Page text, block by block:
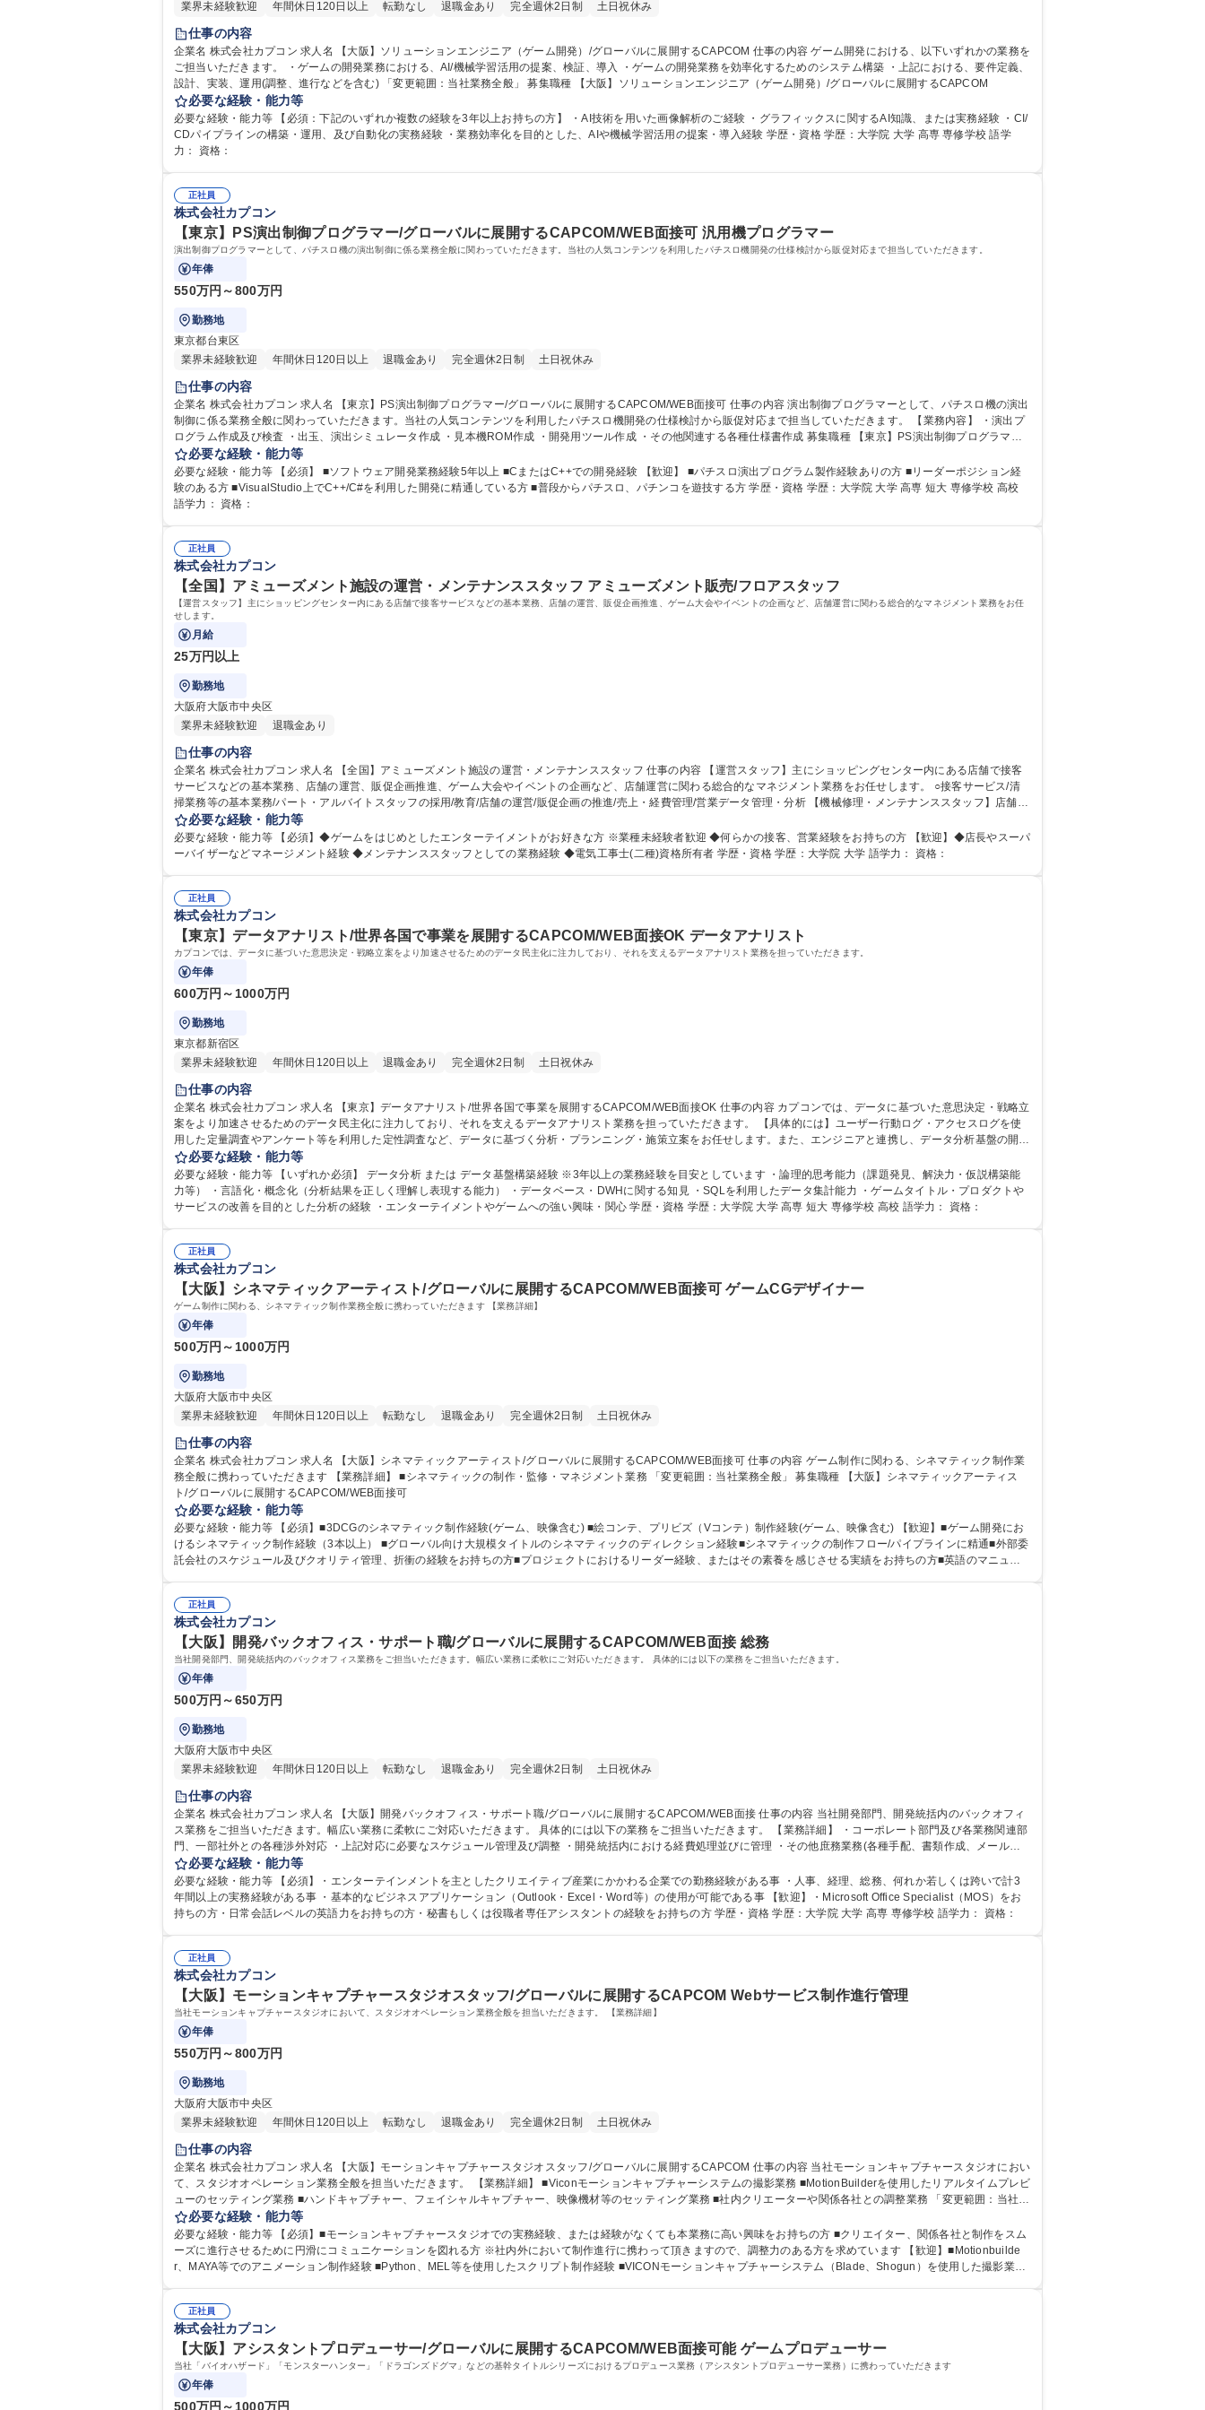
業界未経験歓迎
年間休日120日以上 転勤なし 退職金あり 完全週休2日制 土日祝休み
仕事の内容
企業名 株式会社カプコン 求人名 【大阪】ソリューションエンジニア（ゲーム開発）/グローバルに展開するCAPCOM 仕事の内容 ゲーム開発における、以下いずれかの業務を
ご担当いただきます。 ・ゲームの開発業務における、AI/機械学習活用の提案、検証、導入 ・ゲームの開発業務を効率化するためのシステム構築 ・上記における、要件定義、
設計、実装、運用(調整、進行などを含む) 「変更範囲：当社業務全般」 募集職種 【大阪】ソリューションエンジニア（ゲーム開発）/グローバルに展開するCAPCOM
必要な経験・能力等
必要な経験・能力等 【必須：下記のいずれか複数の経験を3年以上お持ちの方】 ・AI技術を用いた画像解析のご経験 ・グラフィックスに関するAI知識、または実務経験 ・CI/
CDパイプラインの構築・運用、及び自動化の実務経験 ・業務効率化を目的とした、AIや機械学習活用の提案・導入経験 学歴・資格 学歴：大学院 大学 高専 専修学校 語学
力： 資格：
正社員
株式会社カプコン
【東京】PS演出制御プログラマー/グローバルに展開するCAPCOM/WEB面接可 汎用機プログラマー
演出制御プログラマーとして、パチスロ機の演出制御に係る業務全般に関わっていただきます。当社の人気コンテンツを利用したパチスロ機開発の仕様検討から販促対応まで担当していただきます。
年俸
550万円～800万円
勤務地
東京都台東区
業界未経験歓迎
年間休日120日以上 退職金あり 完全週休2日制 土日祝休み
仕事の内容
企業名 株式会社カプコン 求人名 【東京】PS演出制御プログラマー/グローバルに展開するCAPCOM/WEB面接可 仕事の内容 演出制御プログラマーとして、パチスロ機の演出
制御に係る業務全般に関わっていただきます。当社の人気コンテンツを利用したパチスロ機開発の仕様検討から販促対応まで担当していただきます。 【業務内容】 ・演出プ
ログラム作成及び検査 ・出玉、演出シミュレータ作成 ・見本機ROM作成 ・開発用ツール作成 ・その他関連する各種仕様書作成 募集職種 【東京】PS演出制御プログラマー/
グローバルに展開するCAPCOM/WEB面接可
必要な経験・能力等
必要な経験・能力等 【必須】 ■ソフトウェア開発業務経験5年以上 ■CまたはC++での開発経験 【歓迎】 ■パチスロ演出プログラム製作経験ありの方 ■リーダーポジション経
験のある方 ■VisualStudio上でC++/C#を利用した開発に精通している方 ■普段からパチスロ、パチンコを遊技する方 学歴・資格 学歴：大学院 大学 高専 短大 専修学校 高校
語学力： 資格：
正社員
株式会社カプコン
【全国】アミューズメント施設の運営・メンテナンススタッフ アミューズメント販売/フロアスタッフ
【運営スタッフ】主にショッピングセンター内にある店舗で接客サービスなどの基本業務、店舗の運営、販促企画推進、ゲーム大会やイベントの企画など、店舗運営に関わる総合的なマネジメント業務をお任
せします。
月給
25万円以上
勤務地
大阪府大阪市中央区
業界未経験歓迎
退職金あり
仕事の内容
企業名 株式会社カプコン 求人名 【全国】アミューズメント施設の運営・メンテナンススタッフ 仕事の内容 【運営スタッフ】主にショッピングセンター内にある店舗で接客
サービスなどの基本業務、店舗の運営、販促企画推進、ゲーム大会やイベントの企画など、店舗運営に関わる総合的なマネジメント業務をお任せします。 ○接客サービス/清
掃業務等の基本業務/パート・アルバイトスタッフの採用/教育/店舗の運営/販促企画の推進/売上・経費管理/営業データ管理・分析 【機械修理・メンテナンススタッフ】店舗に
設置されているゲーム機の修理・メンテナンスを行います。※建物の改変を伴う業務は含まない 故障機械の修理(原因特定/部品交換)、機械故障回避の為のメンテナンス等 募
集職種 【全国】アミューズメント施設の運営・メンテナンススタッフ
必要な経験・能力等
必要な経験・能力等 【必須】◆ゲームをはじめとしたエンターテイメントがお好きな方 ※業種未経験者歓迎 ◆何らかの接客、営業経験をお持ちの方 【歓迎】◆店長やスーパ
ーバイザーなどマネージメント経験 ◆メンテナンススタッフとしての業務経験 ◆電気工事士(二種)資格所有者 学歴・資格 学歴：大学院 大学 語学力： 資格：
正社員
株式会社カプコン
【東京】データアナリスト/世界各国で事業を展開するCAPCOM/WEB面接OK データアナリスト
カプコンでは、データに基づいた意思決定・戦略立案をより加速させるためのデータ民主化に注力しており、それを支えるデータアナリスト業務を担っていただきます。
年俸
600万円～1000万円
勤務地
東京都新宿区
業界未経験歓迎
年間休日120日以上 退職金あり 完全週休2日制 土日祝休み
仕事の内容
企業名 株式会社カプコン 求人名 【東京】データアナリスト/世界各国で事業を展開するCAPCOM/WEB面接OK 仕事の内容 カプコンでは、データに基づいた意思決定・戦略立
案をより加速させるためのデータ民主化に注力しており、それを支えるデータアナリスト業務を担っていただきます。 【具体的には】ユーザー行動ログ・アクセスログを使
用した定量調査やアンケート等を利用した定性調査など、データに基づく分析・プランニング・施策立案をお任せします。また、エンジニアと連携し、データ分析基盤の開
発・構築・社内展開などにも携わっていただきます。 （業務内容の変更の範囲）当社業務全般 募集職種 【東京】データアナリスト/世界各国で事業を展開するCAPCOM/WEB
面接OK
必要な経験・能力等
必要な経験・能力等 【いずれか必須】 データ分析 または データ基盤構築経験 ※3年以上の業務経験を目安としています ・論理的思考能力（課題発見、解決力・仮説構築能
力等） ・言語化・概念化（分析結果を正しく理解し表現する能力） ・データベース・DWHに関する知見 ・SQLを利用したデータ集計能力 ・ゲームタイトル・プロダクトや
サービスの改善を目的とした分析の経験 ・エンターテイメントやゲームへの強い興味・関心 学歴・資格 学歴：大学院 大学 高専 短大 専修学校 高校 語学力： 資格：
正社員
株式会社カプコン
【大阪】シネマティックアーティスト/グローバルに展開するCAPCOM/WEB面接可 ゲームCGデザイナー
ゲーム制作に関わる、シネマティック制作業務全般に携わっていただきます 【業務詳細】
年俸
500万円～1000万円
勤務地
大阪府大阪市中央区
業界未経験歓迎
年間休日120日以上 転勤なし 退職金あり 完全週休2日制 土日祝休み
仕事の内容
企業名 株式会社カプコン 求人名 【大阪】シネマティックアーティスト/グローバルに展開するCAPCOM/WEB面接可 仕事の内容 ゲーム制作に関わる、シネマティック制作業
務全般に携わっていただきます 【業務詳細】 ■シネマティックの制作・監修・マネジメント業務 「変更範囲：当社業務全般」 募集職種 【大阪】シネマティックアーティス
ト/グローバルに展開するCAPCOM/WEB面接可
必要な経験・能力等
必要な経験・能力等 【必須】■3DCGのシネマティック制作経験(ゲーム、映像含む) ■絵コンテ、プリビズ（Vコンテ）制作経験(ゲーム、映像含む) 【歓迎】■ゲーム開発にお
けるシネマティック制作経験（3本以上） ■グローバル向け大規模タイトルのシネマティックのディレクション経験■シネマティックの制作フロー/パイプラインに精通■外部委
託会社のスケジュール及びクオリティ管理、折衝の経験をお持ちの方■プロジェクトにおけるリーダー経験、またはその素養を感じさせる実績をお持ちの方■英語のマニュア
正社員
株式会社カプコン
【大阪】開発バックオフィス・サポート職/グローバルに展開するCAPCOM/WEB面接 総務
当社開発部門、開発統括内のバックオフィス業務をご担当いただきます。幅広い業務に柔軟にご対応いただきます。 具体的には以下の業務をご担当いただきます。
年俸
500万円～650万円
勤務地
大阪府大阪市中央区
業界未経験歓迎
年間休日120日以上 転勤なし 退職金あり 完全週休2日制 土日祝休み
仕事の内容
企業名 株式会社カプコン 求人名 【大阪】開発バックオフィス・サポート職/グローバルに展開するCAPCOM/WEB面接 仕事の内容 当社開発部門、開発統括内のバックオフィ
ス業務をご担当いただきます。幅広い業務に柔軟にご対応いただきます。 具体的には以下の業務をご担当いただきます。 【業務詳細】 ・コーポレート部門及び各業務関連部
門、一部社外との各種渉外対応 ・上記対応に必要なスケジュール管理及び調整 ・開発統括内における経費処理並びに管理 ・その他庶務業務(各種手配、書類作成、メール、
必要な経験・能力等
必要な経験・能力等 【必須】・エンターテインメントを主としたクリエイティブ産業にかかわる企業での勤務経験がある事 ・人事、経理、総務、何れか若しくは跨いで計3
年間以上の実務経験がある事 ・基本的なビジネスアプリケーション（Outlook・Excel・Word等）の使用が可能である事 【歓迎】・Microsoft Office Specialist（MOS）をお
持ちの方・日常会話レベルの英語力をお持ちの方・秘書もしくは役職者専任アシスタントの経験をお持ちの方 学歴・資格 学歴：大学院 大学 高専 専修学校 語学力： 資格：
正社員
株式会社カプコン
【大阪】モーションキャプチャースタジオスタッフ/グローバルに展開するCAPCOM Webサービス制作進行管理
当社モーションキャプチャースタジオにおいて、スタジオオペレーション業務全般を担当いただきます。 【業務詳細】
年俸
550万円～800万円
勤務地
大阪府大阪市中央区
業界未経験歓迎
年間休日120日以上 転勤なし 退職金あり 完全週休2日制 土日祝休み
仕事の内容
企業名 株式会社カプコン 求人名 【大阪】モーションキャプチャースタジオスタッフ/グローバルに展開するCAPCOM 仕事の内容 当社モーションキャプチャースタジオにおい
て、スタジオオペレーション業務全般を担当いただきます。 【業務詳細】 ■Viconモーションキャプチャーシステムの撮影業務 ■MotionBuilderを使用したリアルタイムプレビ
ューのセッティング業務 ■ハンドキャプチャー、フェイシャルキャプチャー、映像機材等のセッティング業務 ■社内クリエーターや関係各社との調整業務 「変更範囲：当社業
務全般」 募集職種 【大阪】モーションキャプチャースタジオスタッフ/グローバルに展開するCAPCOM
必要な経験・能力等
必要な経験・能力等 【必須】■モーションキャプチャースタジオでの実務経験、または経験がなくても本業務に高い興味をお持ちの方 ■クリエイター、関係各社と制作をスム
ーズに進行させるために円滑にコミュニケーションを図れる方 ※社内外において制作進行に携わって頂きますので、調整力のある方を求めています 【歓迎】■Motionbuilde
r、MAYA等でのアニメーション制作経験 ■Python、MEL等を使用したスクリプト制作経験 ■VICONモーションキャプチャーシステム（Blade、Shogun）を使用した撮影業務
正社員
株式会社カプコン
【大阪】アシスタントプロデューサー/グローバルに展開するCAPCOM/WEB面接可能 ゲームプロデューサー
当社「バイオハザード」「モンスターハンター」「ドラゴンズドグマ」などの基幹タイトルシリーズにおけるプロデュース業務（アシスタントプロデューサー業務）に携わっていただきます
年俸
500万円～1000万円